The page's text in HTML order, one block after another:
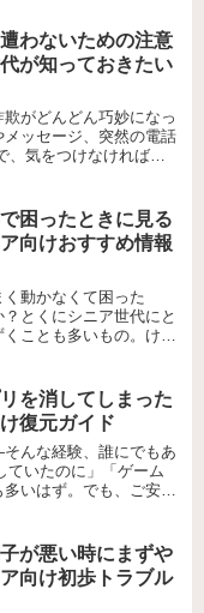
わないための注意
が知っておきたい
がどんどん巧妙になっ
ッセージ、突然の電話
、気をつけなければ大
困ったときに見る
向けおすすめ情報
く動かなくて困った
とくにシニア世代にと
ことも多いもの。けれ
を消してしまった
復元ガイド
んな経験、誰にでもあ
ていたのに」「ゲーム
いはず。でも、ご安心
が悪い時にまずや
向け初歩トラブル